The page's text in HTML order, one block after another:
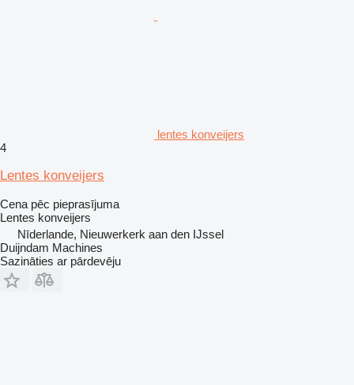
lentes konveijers
4
Lentes konveijers
Cena pēc pieprasījuma
Lentes konveijers
Nīderlande, Nieuwerkerk aan den IJssel
Duijndam Machines
Sazināties ar pārdevēju